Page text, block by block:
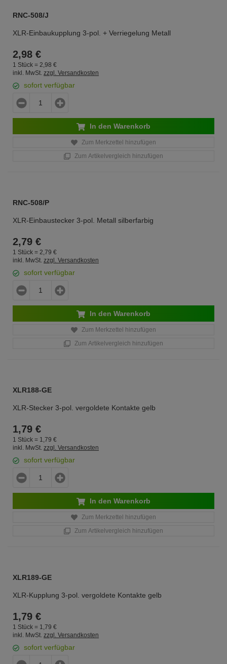
RNC-508/J
XLR-Einbaukupplung 3-pol. + Verriegelung Metall
2,98 €
1 Stück = 2, 98 €
inkl. MwSt. zzgl. Versandkosten
sofort verfügbar
In den Warenkorb
Zum Merkzettel hinzufügen
Zum Artikelvergleich hinzufügen
RNC-508/P
XLR-Einbaustecker 3-pol. Metall silberfarbig
2,79 €
1 Stück = 2, 79 €
inkl. MwSt. zzgl. Versandkosten
sofort verfügbar
In den Warenkorb
Zum Merkzettel hinzufügen
Zum Artikelvergleich hinzufügen
XLR188-GE
XLR-Stecker 3-pol. vergoldete Kontakte gelb
1,79 €
1 Stück = 1, 79 €
inkl. MwSt. zzgl. Versandkosten
sofort verfügbar
In den Warenkorb
Zum Merkzettel hinzufügen
Zum Artikelvergleich hinzufügen
XLR189-GE
XLR-Kupplung 3-pol. vergoldete Kontakte gelb
1,79 €
1 Stück = 1, 79 €
inkl. MwSt. zzgl. Versandkosten
sofort verfügbar